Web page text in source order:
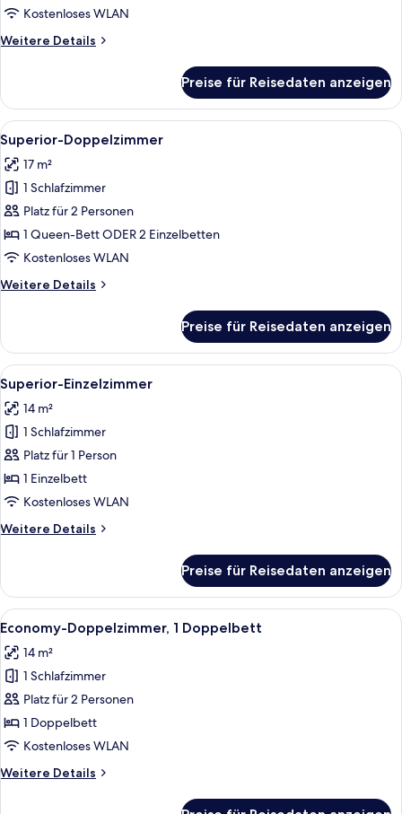
Kostenloses WLAN
Weitere Details
Weitere
Dreibettzimmer
Preise für Reisedaten anzeigen
Alle
Fotos
für
Superior-
Doppelzimmer
anzeigen
Ein ordentlich bezogenes Bett mit
10
Superior-Doppelzimmer
17 m²
1 Schlafzimmer
Platz für 2 Personen
1 Queen-Bett ODER 2 Einzelbetten
Kostenloses WLAN
Weitere Details
Weitere
Doppelzimmer
Preise für Reisedaten anzeigen
Alle
Fotos
für
Superior-
Einzelzimmer
anzeigen
Ein Hotelzimmer mit einem Holz-
6
Superior-Einzelzimmer
14 m²
1 Schlafzimmer
Platz für 1 Person
1 Einzelbett
Kostenloses WLAN
Weitere Details
Weitere
Einzelzimmer
Preise für Reisedaten anzeigen
Alle
Fotos
für
Economy-
Doppelzimmer,
1
Doppelbett
Ein Hotelzimmer mit einem Bett,
4
Economy-Doppelzimmer, 1 Doppelbett
14 m²
1 Schlafzimmer
Platz für 2 Personen
1 Doppelbett
Kostenloses WLAN
Weitere Details
Weitere